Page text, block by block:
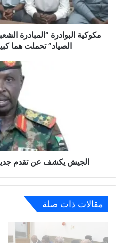
الصياد” تحملت هما
الجيش يكشف عن تقدم
مقالات ذات صلة